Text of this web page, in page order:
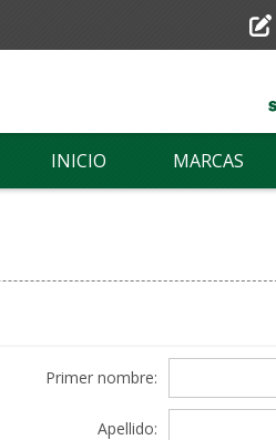
INICIO MARCAS
Primer nombre:
Apellido: